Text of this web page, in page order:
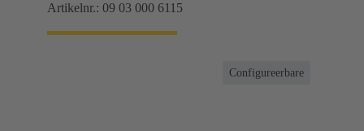
Artikelnr.: 09 03 000 6115
Configureerbare